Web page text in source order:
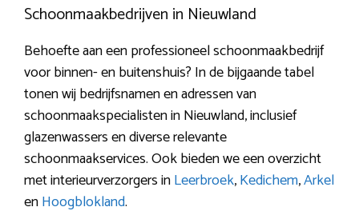
Schoonmaakbedrijven in Nieuwland
Behoefte aan een professioneel schoonmaakbedrijf
voor binnen- en buitenshuis? In de bijgaande tabel
tonen wij bedrijfsnamen en adressen van
schoonmaakspecialisten in Nieuwland, inclusief
glazenwassers en diverse relevante
schoonmaakservices. Ook bieden we een overzicht
met interieurverzorgers inLeerbroek,Kedichem,Arkel
enHoogblokland.